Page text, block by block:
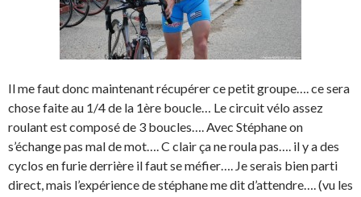
Il me faut donc maintenant récupérer ce petit groupe…. ce sera
chose faite au 1/4 de la 1ère boucle… Le circuit vélo assez
roulant est composé de 3 boucles…. Avec Stéphane on
s’échange pas mal de mot…. C clair ça ne roula pas…. il y a des
cyclos en furie derrière il faut se méfier…. Je serais bien parti
direct, mais l’expérience de stéphane me dit d’attendre…. (vu les